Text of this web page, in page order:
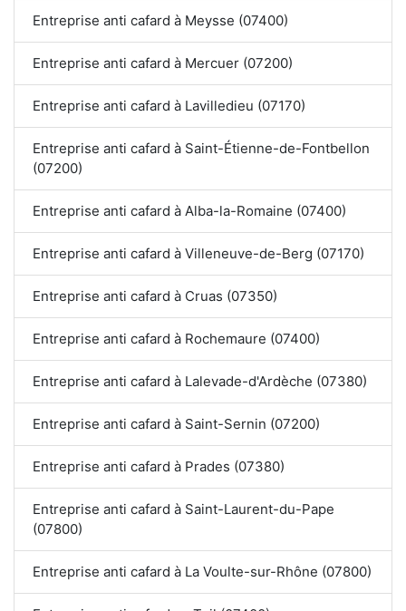
Entreprise anti cafard à Meysse (07400)
Entreprise anti cafard à Mercuer (07200)
Entreprise anti cafard à Lavilledieu (07170)
Entreprise anti cafard à Saint-Étienne-de-Fontbellon
(07200)
Entreprise anti cafard à Alba-la-Romaine (07400)
Entreprise anti cafard à Villeneuve-de-Berg (07170)
Entreprise anti cafard à Cruas (07350)
Entreprise anti cafard à Rochemaure (07400)
Entreprise anti cafard à Lalevade-d'Ardèche (07380)
Entreprise anti cafard à Saint-Sernin (07200)
Entreprise anti cafard à Prades (07380)
Entreprise anti cafard à Saint-Laurent-du-Pape
(07800)
Entreprise anti cafard à La Voulte-sur-Rhône (07800)